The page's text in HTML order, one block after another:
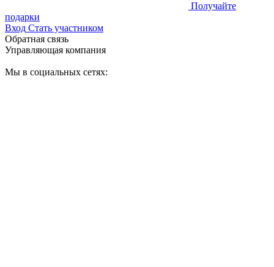
Получайте
подарки
Вход Стать участником
Обратная связь
Управляющая компания
Мы в социальных сетях: